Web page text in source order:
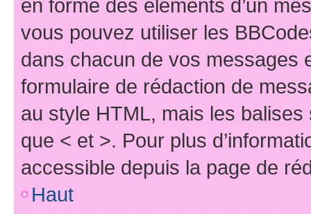
en forme des éléments d’un
vous pouvez utiliser les
dans chacun de vos messages
formulaire de rédaction de
au style HTML, mais les
que < et >. Pour plus
accessible depuis la page de
Haut